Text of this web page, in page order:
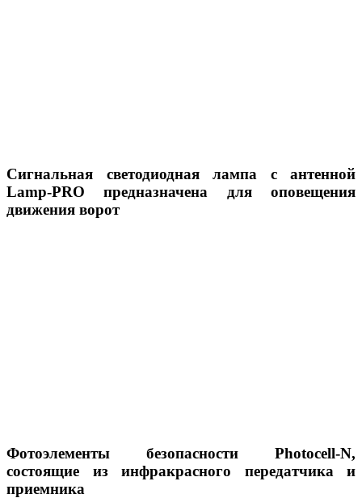
Сигнальная светодиодная лампа с антенной
Lamp-PRO предназначена для оповещения
движения ворот
Фотоэлементы безопасности Photocell-N,
состоящие из инфракрасного передатчика и
приемника